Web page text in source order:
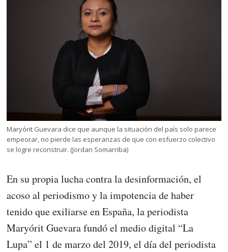
Maryórit Guevara dice que aunque la situación del país solo parece
empeorar, no pierde las esperanzas de que con esfuerzo colectivo
se logre reconstruir. (Jordan Somarriba)
En su propia lucha contra la desinformación, el
acoso al periodismo y la impotencia de haber
tenido que exiliarse en España, la periodista
Maryórit Guevara fundó el medio digital “La
Lupa” el 1 de marzo del 2019, el día del periodista